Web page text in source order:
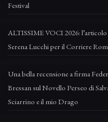
Festival
ALTISSIME VOCI 2026:
Serena Lucchi per il Corriere
Una bella recensione a firma
Bressan sul Novello Perseo di
Sciarrino e il mio Drago